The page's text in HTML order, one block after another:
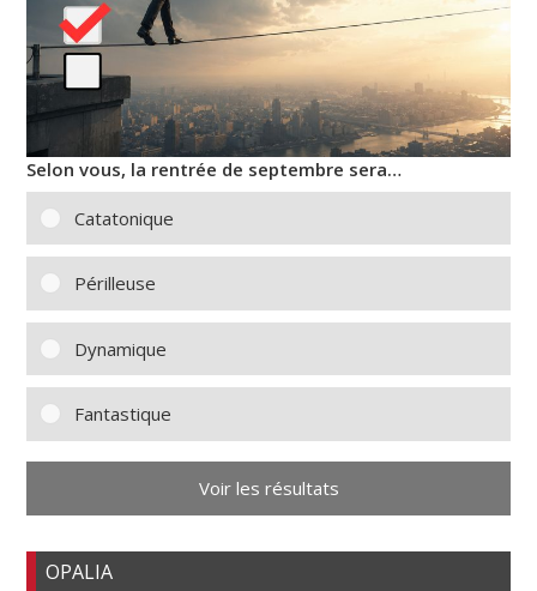
Selon vous, la rentrée de septembre sera…
Catatonique
Périlleuse
Dynamique
Fantastique
Voir les résultats
OPALIA